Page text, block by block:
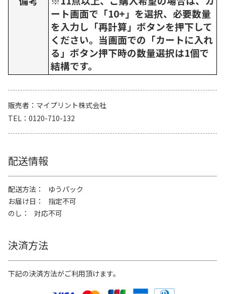
ート画面で「10+」を選択、必要数量
を入力し「再計算」ボタンを押下して
ください。当画面での「カートに入れ
る」ボタン押下時の数量選択は1個で
結構です。
販売者
マイプリント株式会社
TEL
0120-710-132
配送情報
配送方法
ゆうパック
お届け日
指定不可
のし
対応不可
決済方法
下記の決済方法がご利用頂けます。